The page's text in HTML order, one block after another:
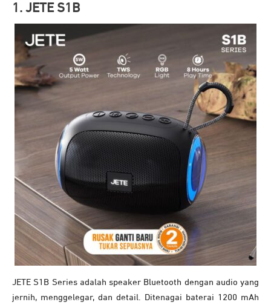
1. JETE S1B
JETE S1B Series adalah speaker Bluetooth dengan audio yang
jernih, menggelegar, dan detail. Ditenagai baterai 1200 mAh